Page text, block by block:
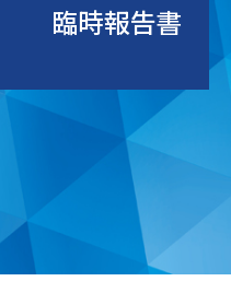
臨時報告書